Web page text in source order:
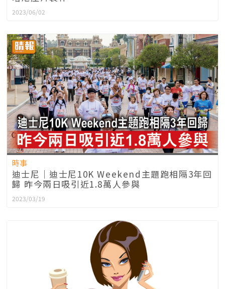
2023/06/02
時事
迪士尼｜迪士尼10K Weekend主題跑相隔3年回
歸 昨今兩日吸引近1.8萬人參與
2023/03/19